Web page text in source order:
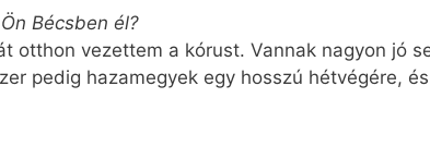
Bécsben él?
otthon vezettem a kórust. Vannak nagyon jó
pedig hazamegyek egy hosszú hétvégére,